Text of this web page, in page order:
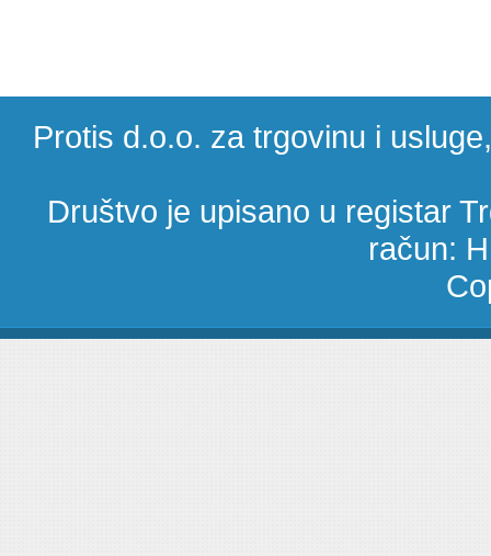
Protis d.o.o. za trgovinu i
Društvo je upisano u registar
račun: